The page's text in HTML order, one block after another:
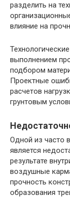
разделить на
влияние на
выполнением
подбором
Проектные
расчетов
грунтовым
Одной из часто
является
результате
воздушные
прочность
образования